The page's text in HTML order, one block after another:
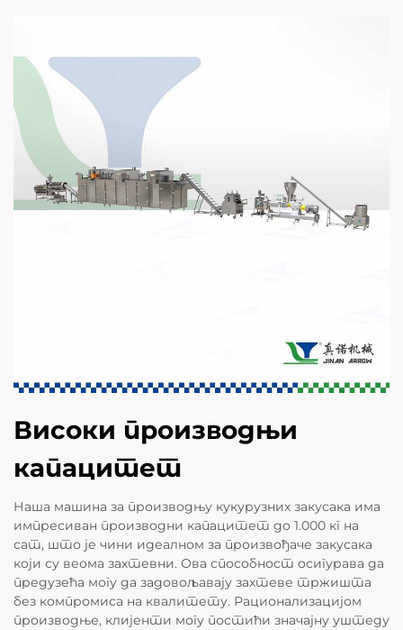
Високи производњи
капацитет
Наша машина за производњу кукурузних закусака има
импресиван производни капацитет до 1.000 кг на
сат, што је чини идеалном за произвођаче закусака
који су веома захтевни. Ова способност осигурава да
предузећа могу да задовољавају захтеве тржишта
без компромиса на квалитету. Рационализацијом
производње, клијенти могу постићи значајну уштеду